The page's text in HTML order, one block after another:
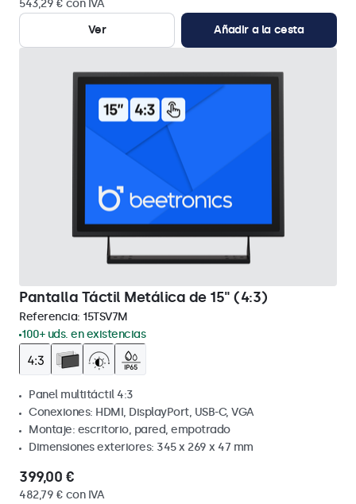
543,29 € con IVA
Ver
Añadir a la cesta
Pantalla Táctil Metálica de 15" (4:3)
Referencia: 15TSV7M
100+ uds. en existencias
Panel multitáctil 4:3
Conexiones: HDMI, DisplayPort, USB-C, VGA
Montaje: escritorio, pared, empotrado
Dimensiones exteriores: 345 x 269 x 47 mm
399,00 €
482,79 € con IVA